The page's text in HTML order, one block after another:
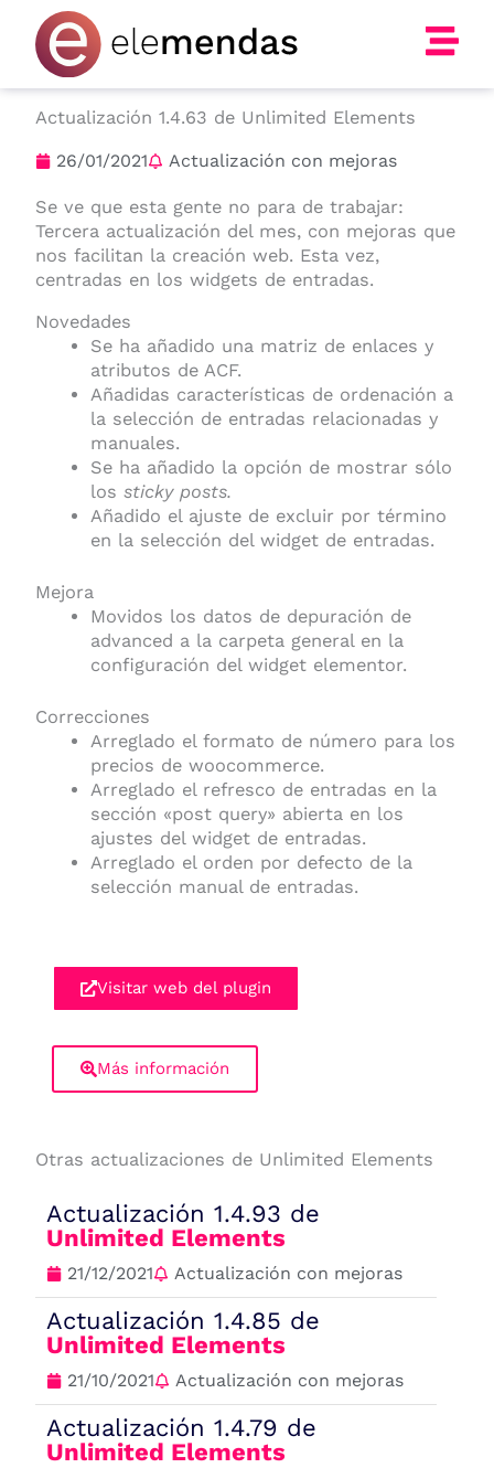
contenido
Actualización 1.4.63 de Unlimited Elements
26/01/2021 Actualización con mejoras
Se ve que esta gente no para de trabajar:
Tercera actualización del mes, con mejoras que
nos facilitan la creación web. Esta vez,
centradas en los widgets de entradas.
Novedades
Se ha añadido una matriz de enlaces y
atributos de ACF.
Añadidas características de ordenación a
la selección de entradas relacionadas y
manuales.
Se ha añadido la opción de mostrar sólo
los sticky posts.
Añadido el ajuste de excluir por término
en la selección del widget de entradas.
Mejora
Movidos los datos de depuración de
advanced a la carpeta general en la
configuración del widget elementor.
Correcciones
Arreglado el formato de número para los
precios de woocommerce.
Arreglado el refresco de entradas en la
sección «post query» abierta en los
ajustes del widget de entradas.
Arreglado el orden por defecto de la
selección manual de entradas.
Visitar web del plugin
Más información
Otras actualizaciones de Unlimited Elements
Actualización 1.4.93 de
Unlimited Elements
21/12/2021 Actualización con mejoras
Actualización 1.4.85 de
Unlimited Elements
21/10/2021 Actualización con mejoras
Actualización 1.4.79 de
Unlimited Elements